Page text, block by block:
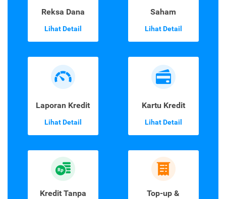
Reksa Dana
Lihat Detail
Saham
Lihat Detail
Laporan Kredit
Lihat Detail
Kartu Kredit
Lihat Detail
Kredit Tanpa
Top-up &